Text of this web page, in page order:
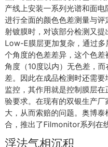
产线上安装一系列光谱和面
进行全面的颜色色差测量与
射镀膜时，对该部分检测又
Low-E膜层更加复杂，通过
个角度的色差差异，这个色
角度（10度以内）无色差，
差。因此在成品检测时还需
监控，其作用就是控制膜层
验要求。在现有的双银生产
大，从而索赔的问题。奥博
合，推出了Filmonitor系列在
浮法气相沉积